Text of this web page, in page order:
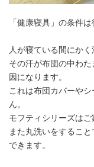
「健康寝具」の条件
人が寝ている間にか
その汗が布団の中わ
因になります。
これは布団カバーや
ん。
モフティシリーズはご
また丸洗いをするこ
できます。